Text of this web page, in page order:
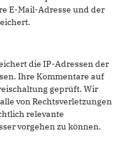
E-Mail-Adresse und der
die IP-Adressen der
Ihre Kommentare auf
geprüft. Wir
von Rechtsverletzungen
relevante
vorgehen zu können.